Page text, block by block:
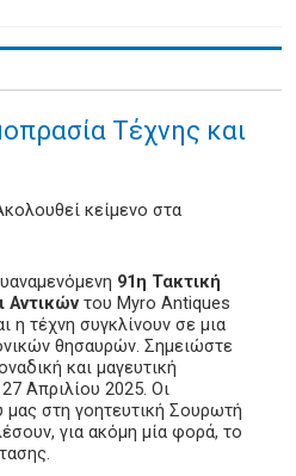
Τέχνης και
κείμενο στα
91η Τακτική
Αντικών του Myro Antiques
η τέχνη συγκλίνουν σε μια
θησαυρών. Σημειώστε
και μαγευτική
Απριλίου 2025. Οι
μας στη γοητευτική Σουρωτή
για ακόμη μία φορά, το